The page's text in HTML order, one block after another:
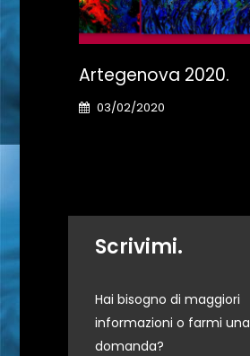
Artegenova 2020.
03/02/2020
Scrivimi.
Hai bisogno di maggiori
informazioni o farmi una
domanda?